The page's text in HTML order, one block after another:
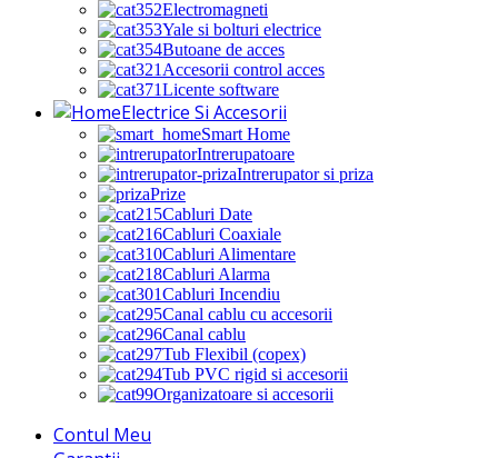
Electromagneti
Yale si bolturi electrice
Butoane de acces
Accesorii control acces
Licente software
Electrice Si Accesorii
Smart Home
Intrerupatoare
Intrerupator si priza
Prize
Cabluri Date
Cabluri Coaxiale
Cabluri Alimentare
Cabluri Alarma
Cabluri Incendiu
Canal cablu cu accesorii
Canal cablu
Tub Flexibil (copex)
Tub PVC rigid si accesorii
Organizatoare si accesorii
Contul Meu